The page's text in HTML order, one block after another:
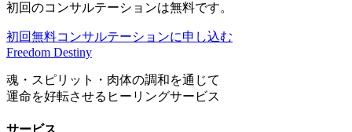
初回のコンサルテーションは無料です。
初回無料コンサルテーションに申し込む
Freedom Destiny
魂・スピリット・肉体の調和を通じて
運命を好転させるヒーリングサービス
サービス